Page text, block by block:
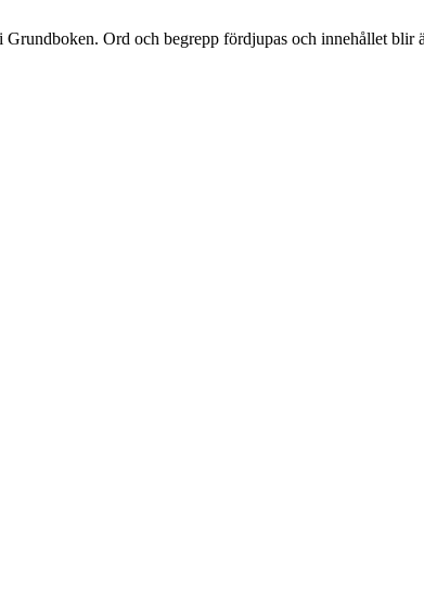
Ord och begrepp fördjupas och innehållet